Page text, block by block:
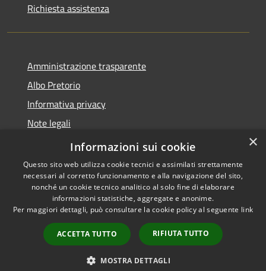
Richiesta assistenza
Amministrazione trasparente
Albo Pretorio
Informativa privacy
Note legali
Dichiarazione di accessibilità
Accessibilità
Copyright © 2026 • Comune di
Loano • Powered by
Municipium•
Accesso
redazione
×
Informazioni sui cookie
Questo sito web utilizza cookie tecnici e assimilati strettamente
necessari al corretto funzionamento e alla navigazione del sito,
nonché un cookie tecnico analitico al solo fine di elaborare
informazioni statistiche, aggregate e anonime.
Per maggiori dettagli, può consultare la cookie policy al seguente link
ACCETTA TUTTO RIFIUTA TUTTO
MOSTRA DETTAGLI